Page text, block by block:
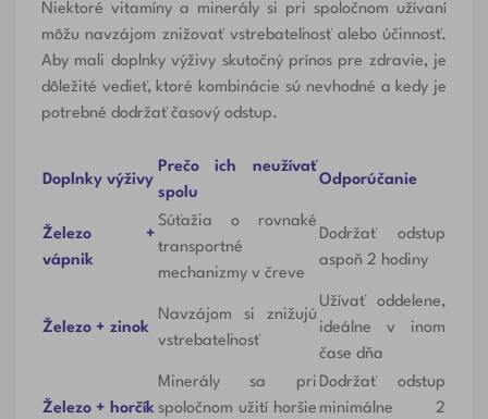
Niektoré vitamíny a minerály si pri spoločnom užívaní
môžu navzájom znižovať vstrebateľnosť alebo účinnosť.
Aby mali doplnky výživy skutočný prínos pre zdravie, je
dôležité vedieť, ktoré kombinácie sú nevhodné a kedy je
potrebné dodržať časový odstup.
Doplnky výživy
Prečo ich neužívať
spolu
Odporúčanie
Železo +
vápnik
Súťažia o rovnaké
transportné
mechanizmy v čreve
Dodržať odstup
aspoň 2 hodiny
Železo + zinok
Navzájom si znižujú
vstrebateľnosť
Užívať oddelene,
ideálne v inom
čase dňa
Železo + horčík
Minerály sa pri
spoločnom užití horšie
Dodržať odstup
minimálne 2